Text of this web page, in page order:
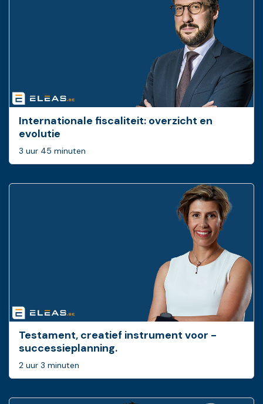
Internationale fiscaliteit: overzicht en
evolutie
3 uur 45 minuten
Testament, creatief ­instrument voor ­
successieplanning.
2 uur 3 minuten